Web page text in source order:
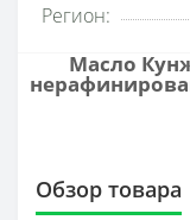
Регион:
Масло
Обзор товара